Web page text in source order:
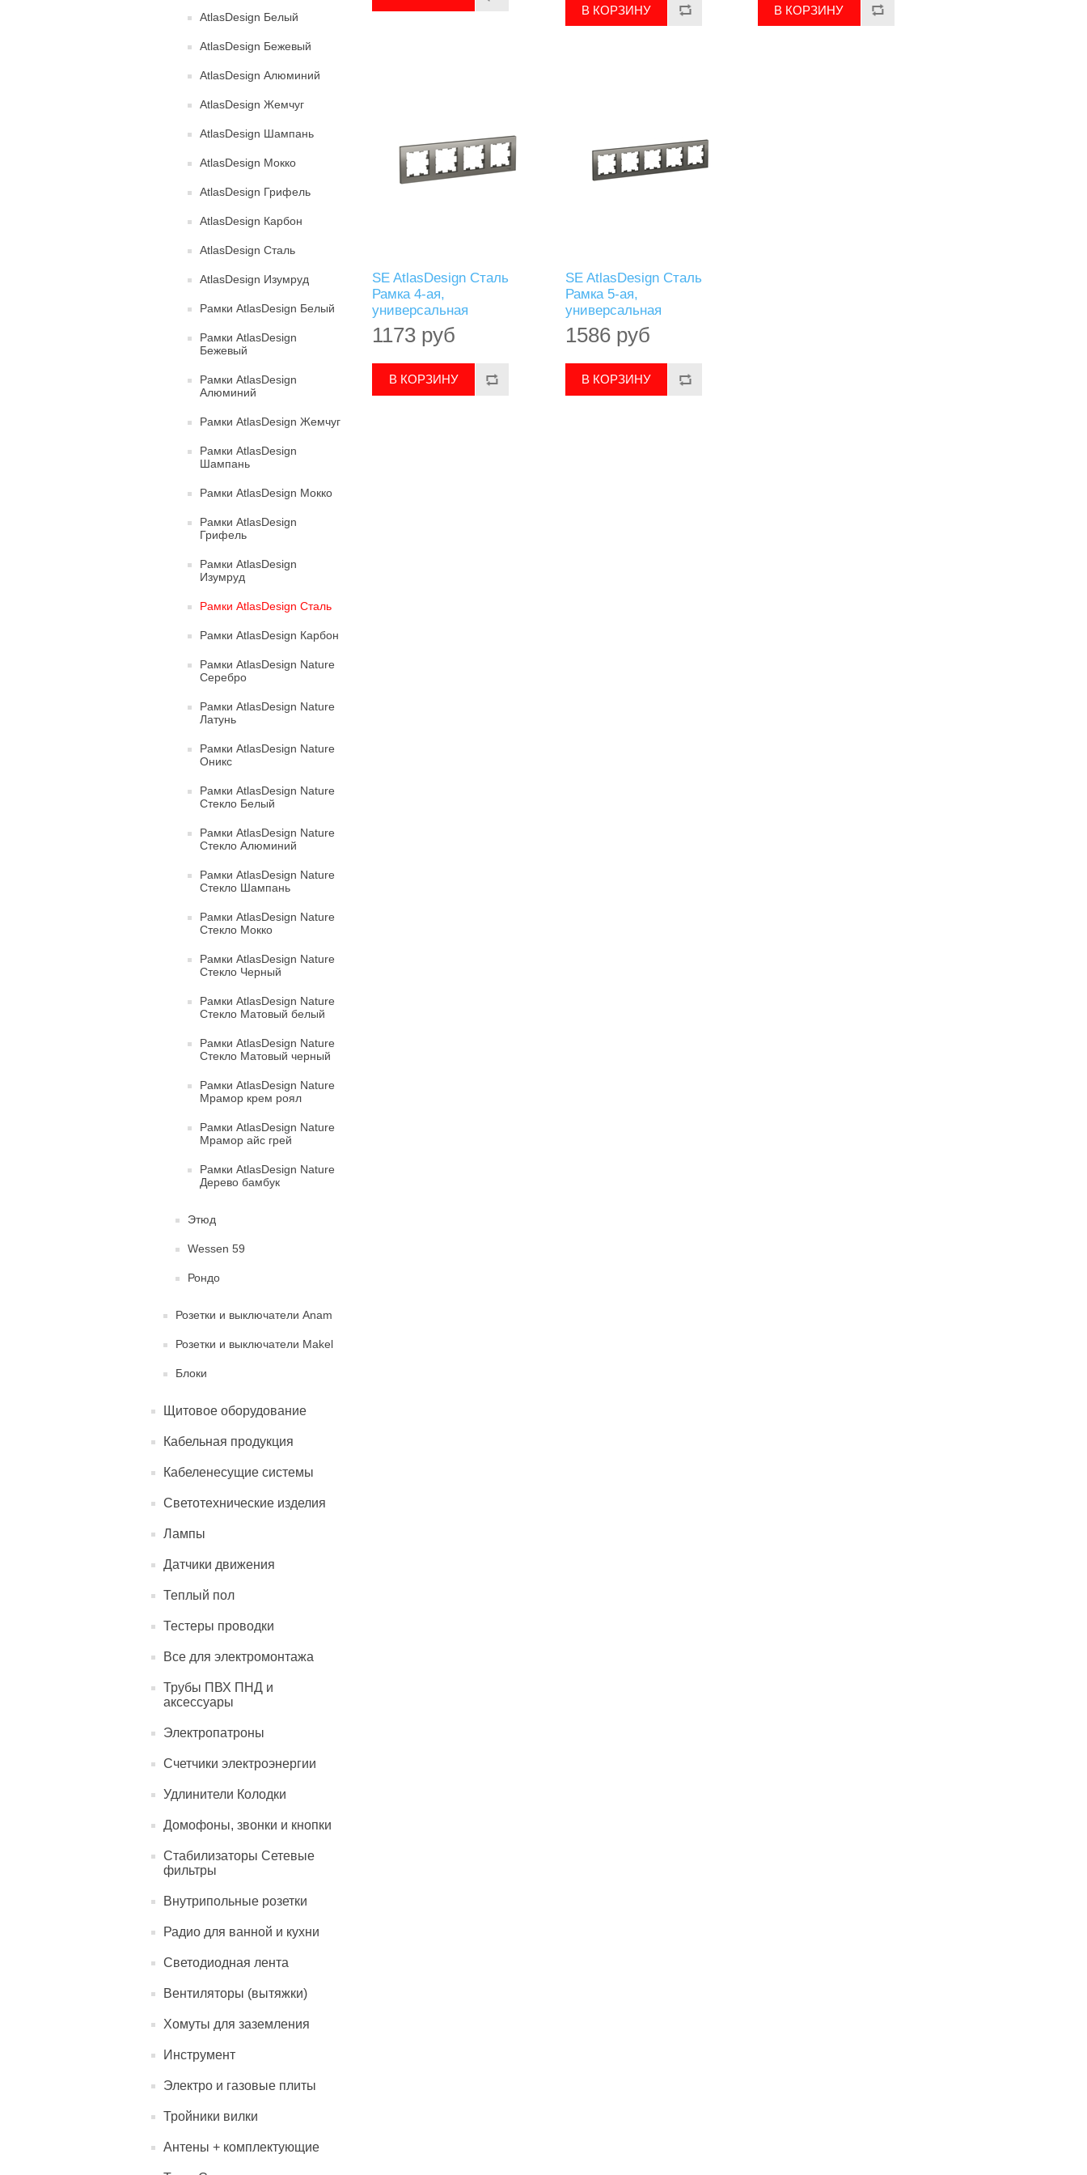
AtlasDesign Белый
AtlasDesign Бежевый
AtlasDesign Алюминий
AtlasDesign Жемчуг
AtlasDesign Шампань
AtlasDesign Мокко
AtlasDesign Грифель
AtlasDesign Карбон
AtlasDesign Сталь
AtlasDesign Изумруд
Рамки AtlasDesign Белый
Рамки AtlasDesign
Бежевый
Рамки AtlasDesign
Алюминий
Рамки AtlasDesign Жемчуг
Рамки AtlasDesign
Шампань
Рамки AtlasDesign Мокко
Рамки AtlasDesign
Грифель
Рамки AtlasDesign
Изумруд
Рамки AtlasDesign Сталь
Рамки AtlasDesign Карбон
Рамки AtlasDesign Nature
Серебро
Рамки AtlasDesign Nature
Латунь
Рамки AtlasDesign Nature
Оникс
Рамки AtlasDesign Nature
Стекло Белый
Рамки AtlasDesign Nature
Стекло Алюминий
Рамки AtlasDesign Nature
Стекло Шампань
Рамки AtlasDesign Nature
Стекло Мокко
Рамки AtlasDesign Nature
Стекло Черный
Рамки AtlasDesign Nature
Стекло Матовый белый
Рамки AtlasDesign Nature
Стекло Матовый черный
Рамки AtlasDesign Nature
Мрамор крем роял
Рамки AtlasDesign Nature
Мрамор айс грей
Рамки AtlasDesign Nature
Дерево бамбук
Этюд
Wessen 59
Рондо
Розетки и выключатели Anam
Розетки и выключатели Makel
Блоки
Щитовое оборудование
Кабельная продукция
Кабеленесущие системы
Светотехнические изделия
Лампы
Датчики движения
Теплый пол
Тестеры проводки
Все для электромонтажа
Трубы ПВХ ПНД и
аксессуары
Электропатроны
Счетчики электроэнергии
Удлинители Колодки
Домофоны, звонки и кнопки
Стабилизаторы Сетевые
фильтры
Внутрипольные розетки
Радио для ванной и кухни
Светодиодная лента
Вентиляторы (вытяжки)
Хомуты для заземления
Инструмент
Электро и газовые плиты
Тройники вилки
Антены + комплектующие
SE AtlasDesign Сталь
Рамка 4-ая,
универсальная
1173 руб
SE AtlasDesign Сталь
Рамка 5-ая,
универсальная
1586 руб